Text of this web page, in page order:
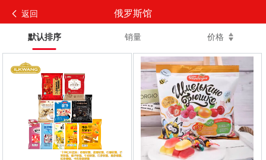
返回 俄罗斯馆
默认排序 销量 价格